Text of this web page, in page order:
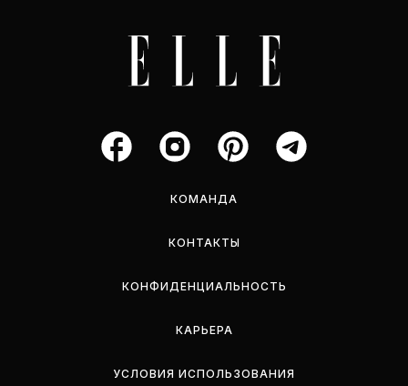
КОМАНДА
КОНТАКТЫ
КОНФИДЕНЦИАЛЬНОСТЬ
КАРЬЕРА
УСЛОВИЯ ИСПОЛЬЗОВАНИЯ